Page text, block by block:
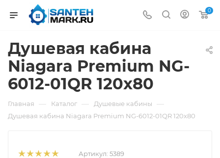
0
Душевая кабина
Niagara Premium NG-
6012-01QR 120x80
Главная — Каталог — Душевые кабины —
Душевая кабина Niagara Premium NG-6012-01QR 120x80
Артикул: 5389